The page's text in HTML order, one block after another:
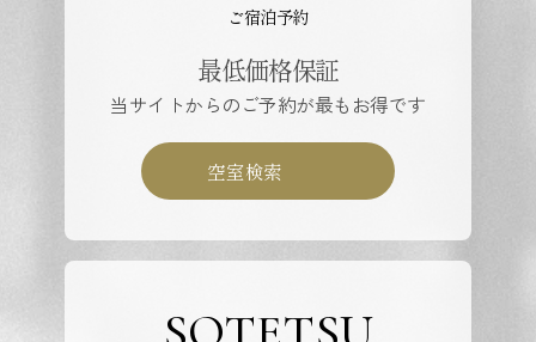
ご宿泊予約
最低価格保証
当サイトからのご予約が最もお得です
空室検索